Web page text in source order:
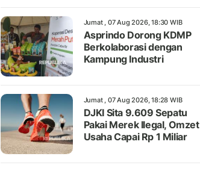
Jumat , 07 Aug 2026, 18:30 WIB
Asprindo Dorong KDMP
Berkolaborasi dengan
Kampung Industri
Jumat , 07 Aug 2026, 18:28 WIB
DJKI Sita 9.609 Sepatu
Pakai Merek Ilegal, Omzet
Usaha Capai Rp 1 Miliar